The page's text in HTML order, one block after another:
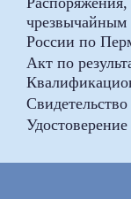
чрезвычайным
России по
Акт по